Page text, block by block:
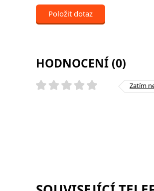
Položit dotaz
HODNOCENÍ (0)
Zatím